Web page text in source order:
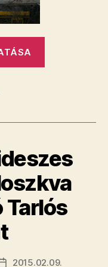
Kálmán
nem
Széll
téren”
Tarlós
Bejegyzés
2015.02.09.